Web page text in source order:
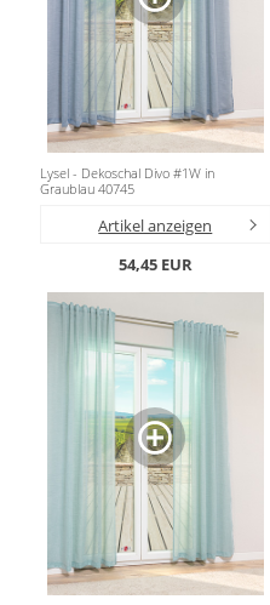
Lysel - Dekoschal Divo #1W in
Graublau 40745
Artikel anzeigen
54,45 EUR